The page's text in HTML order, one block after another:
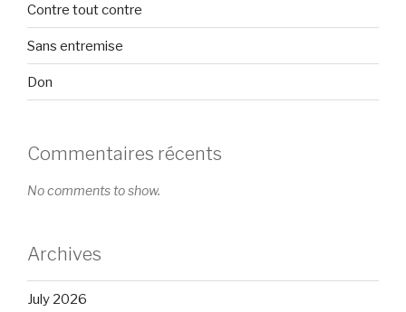
Contre tout contre
Sans entremise
Don
Commentaires récents
No comments to show.
Archives
July 2026